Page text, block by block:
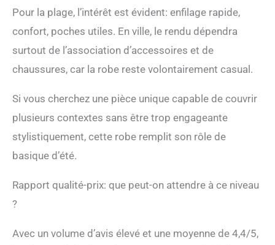
Pour la plage, l’intérêt est évident: enfilage rapide,
confort, poches utiles. En ville, le rendu dépendra
surtout de l’association d’accessoires et de
chaussures, car la robe reste volontairement casual.
Si vous cherchez une pièce unique capable de couvrir
plusieurs contextes sans être trop engageante
stylistiquement, cette robe remplit son rôle de
basique d’été.
Rapport qualité-prix: que peut-on attendre à ce niveau
?
Avec un volume d’avis élevé et une moyenne de 4,4/5,